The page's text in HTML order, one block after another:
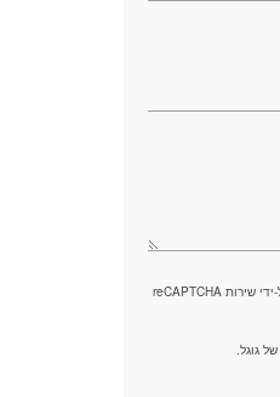
אתר זה מוגן על-ידי שירות reCAPTCHA
של גוגל.